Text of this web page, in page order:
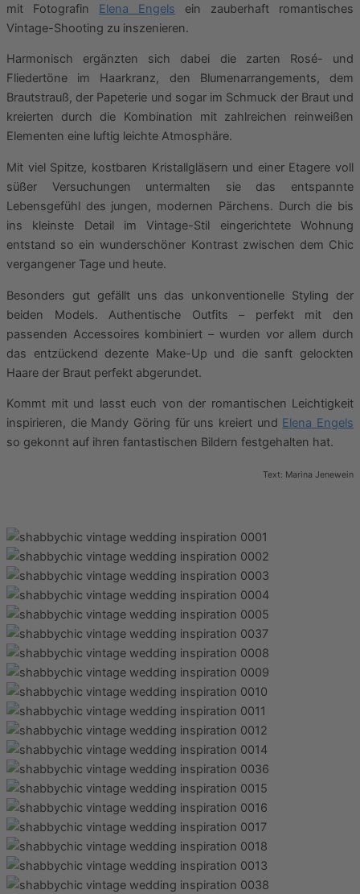
mit Fotografin Elena Engels ein zauberhaft romantisches
Vintage-Shooting zu inszenieren.
Harmonisch ergänzten sich dabei die zarten Rosé- und
Fliedertöne im Haarkranz, den Blumenarrangements, dem
Brautstrauß, der Papeterie und sogar im Schmuck der Braut und
kreierten durch die Kombination mit zahlreichen reinweißen
Elementen eine luftig leichte Atmosphäre.
Mit viel Spitze, kostbaren Kristallgläsern und einer Etagere voll
süßer Versuchungen untermalten sie das entspannte
Lebensgefühl des jungen, modernen Pärchens. Durch die bis
ins kleinste Detail im Vintage-Stil eingerichtete Wohnung
entstand so ein wunderschöner Kontrast zwischen dem Chic
vergangener Tage und heute.
Besonders gut gefällt uns das unkonventionelle Styling der
beiden Models. Authentische Outfits – perfekt mit den
passenden Accessoires kombiniert – wurden vor allem durch
das entzückend dezente Make-Up und die sanft gelockten
Haare der Braut perfekt abgerundet.
Kommt mit und lasst euch von der romantischen Leichtigkeit
inspirieren, die Mandy Göring für uns kreiert und Elena Engels
so gekonnt auf ihren fantastischen Bildern festgehalten hat.
Text: Marina Jenewein